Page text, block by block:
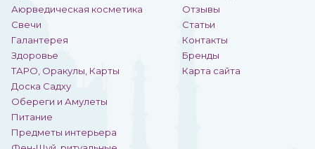
Аюрведическая косметика
Свечи
Галантерея
Здоровье
ТАРО, Оракулы, Карты
Доска Садху
Обереги и Амулеты
Питание
Предметы интерьера
Отзывы
Статьи
Контакты
Бренды
Карта сайта